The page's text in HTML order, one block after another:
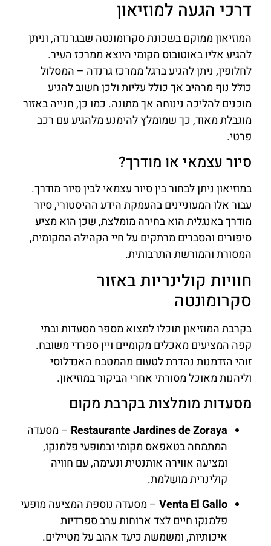
דרכי הגעה למוזיאון
המוזיאון ממוקם בשכונת סקרומונטה שבגרנדה, וניתן
להגיע אליו באוטובוס מקומי היוצא ממרכז העיר.
לחלופין, ניתן להגיע ברגל ממרכז גרנדה – המסלול
כולל נוף מרהיב אך כולל עליות ולכן חשוב להגיע
מוכנים להליכה נינוחה אך מתונה. כמו כן, חנייה באזור
מוגבלת מאוד, כך שמומלץ להימנע מלהגיע עם רכב
פרטי.
סיור עצמאי או מודרך?
במוזיאון ניתן לבחור בין סיור עצמאי לבין סיור מודרך.
עבור אלו המעוניינים בהעמקת הידע ההיסטורי, סיור
מודרך באנגלית הוא בחירה מומלצת, שכן הוא מציע
סיפורים והסברים מרתקים על חיי הקהילה המקומית,
המסורת והמורשת התרבותית.
חוויות קולינריות באזור
סקרומונטה
בקרבת המוזיאון תוכלו למצוא מספר מסעדות ובתי
קפה המציעים מאכלים מקומיים ויין ספרדי משובח.
זוהי הזדמנות נהדרת לטעום מהמטבח האנדלוסי
וליהנות מאוכל מסורתי אחרי הביקור במוזיאון.
מסעדות מומלצות בקרבת מקום
Restaurante Jardines de Zoraya – מסעדה
המתמחה בטאפאס מקומי ובמופעי פלמנקו,
ומציעה אווירה אותנטית ונעימה, עם חוויה
קולינרית מושלמת.
Venta El Gallo – מסעדה נוספת המציעה מופעי
פלמנקו חיים לצד ארוחות ערב ספרדיות
איכותיות, ומשמשת כיעד אהוב על מטיילים.